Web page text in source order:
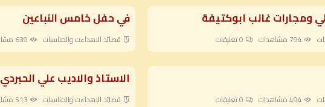
ومجارات غالب ابوكتيفة
794 مشاهدات تعليقات
في حفل خامس النباعين
قصائد الاهداءت والمناسبات 639 مشاهدات
494 مشاهدات تعليقات
الاستاذ والاديب علي الحبردي
قصائد الاهداءت والمناسبات 513 مشاهدات